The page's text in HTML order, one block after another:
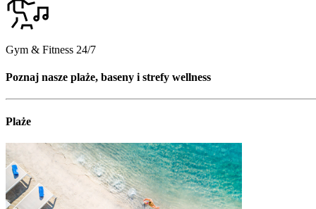
Gym & Fitness 24/7
Poznaj nasze plaże, baseny i strefy wellness
Plaże